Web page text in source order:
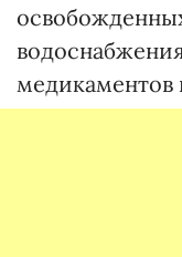
медикаментов